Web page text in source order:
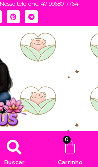
Nosso telefone: 47 99680-7764
Buscar
0
Carrinho